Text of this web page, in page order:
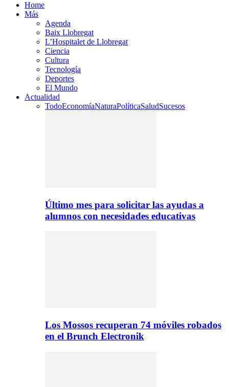
Home
Más
Agenda
Baix Llobregat
L’Hospitalet de Llobregat
Ciencia
Cultura
Tecnología
Deportes
El Mundo
Actualidad
TodoEconomíaNaturaPolíticaSaludSucesos
Último mes para solicitar las ayudas a
alumnos con necesidades educativas
Los Mossos recuperan 74 móviles robados
en el Brunch Electronik